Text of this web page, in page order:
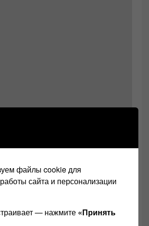
этот контент. Скорее всего, у
отключен интерфейс.
Посмотреть настройки
файлы cookie для
сайта и персонализации
— нажмите «Принять